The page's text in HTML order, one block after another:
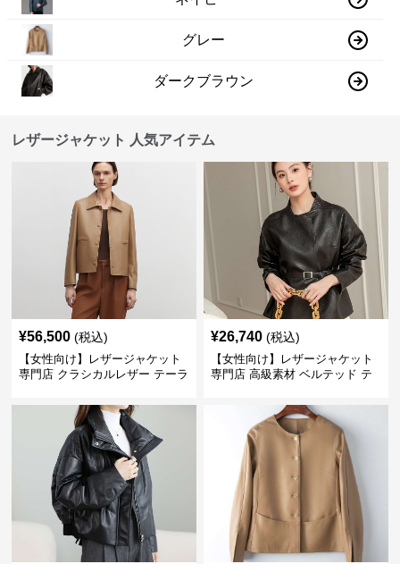
グレー
ダークブラウン
レザージャケット 人気アイテム
¥56,500 (税込)
【女性向け】レザージャケット
専門店 クラシカルレザー テーラ
¥26,740 (税込)
【女性向け】レザージャケット
専門店 高級素材 ベルテッド テ